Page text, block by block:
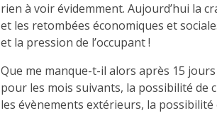
rien à voir évidemment. Aujourd’hui la
et les retombées économiques et
et la pression de l’occupant !
Que me manque-t-il alors après 15
pour les mois suivants, la possibilité de
les évènements extérieurs, la